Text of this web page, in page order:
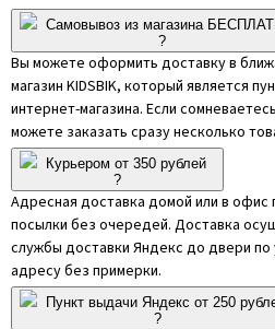
Самовывоз из магазина
?
Вы можете оформить доставку в
магазин KIDSBIK, который является
интернет-магазина. Если
можете заказать сразу несколько
Курьером от 350 рублей
?
Адресная доставка домой или в офис
посылки без очередей. Доставка
службы доставки Яндекс до двери по
адресу без примерки.
Пункт выдачи Яндекс от 250
?